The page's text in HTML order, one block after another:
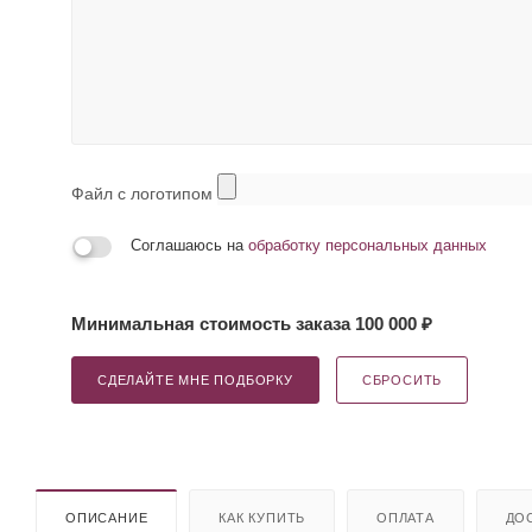
Файл с логотипом
Соглашаюсь на обработку персональных данных
Минимальная стоимость заказа 100 000 ₽
СДЕЛАЙТЕ МНЕ ПОДБОРКУ СБРОСИТЬ
ОПИСАНИЕ КАК КУПИТЬ ОПЛАТА